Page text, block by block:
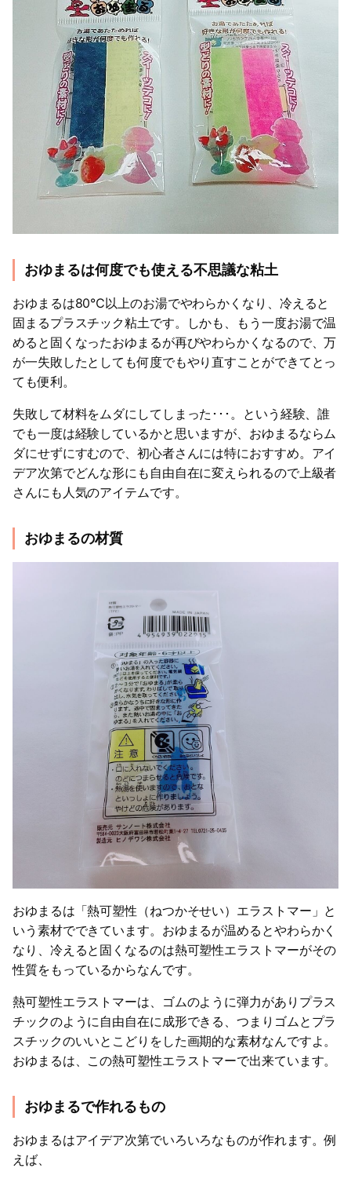
おゆまるは何度でも使える不思議な粘土
おゆまるは80℃以上のお湯でやわらかくなり、冷えると
固まるプラスチック粘土です。しかも、もう一度お湯で温
めると固くなったおゆまるが再びやわらかくなるので、万
が一失敗したとしても何度でもやり直すことができてとっ
ても便利。
失敗して材料をムダにしてしまった･･･。という経験、誰
でも一度は経験しているかと思いますが、おゆまるならム
ダにせずにすむので、初心者さんには特におすすめ。アイ
デア次第でどんな形にも自由自在に変えられるので上級者
さんにも人気のアイテムです。
おゆまるの材質
おゆまるは「熱可塑性（ねつかそせい）エラストマー」と
いう素材でできています。おゆまるが温めるとやわらかく
なり、冷えると固くなるのは熱可塑性エラストマーがその
性質をもっているからなんです。
熱可塑性エラストマーは、ゴムのように弾力がありプラス
チックのように自由自在に成形できる、つまりゴムとプラ
スチックのいいとこどりをした画期的な素材なんですよ。
おゆまるは、この熱可塑性エラストマーで出来ています。
おゆまるで作れるもの
おゆまるはアイデア次第でいろいろなものが作れます。例
えば、